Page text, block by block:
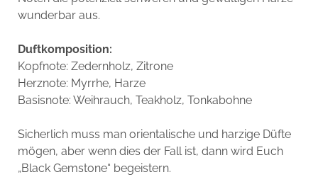
wunderbar aus.
Duftkomposition:
Kopfnote: Zedernholz, Zitrone
Herznote: Myrrhe, Harze
Basisnote: Weihrauch, Teakholz, Tonkabohne
Sicherlich muss man orientalische und harzige Düfte
mögen, aber wenn dies der Fall ist, dann wird Euch
„Black Gemstone“ begeistern.